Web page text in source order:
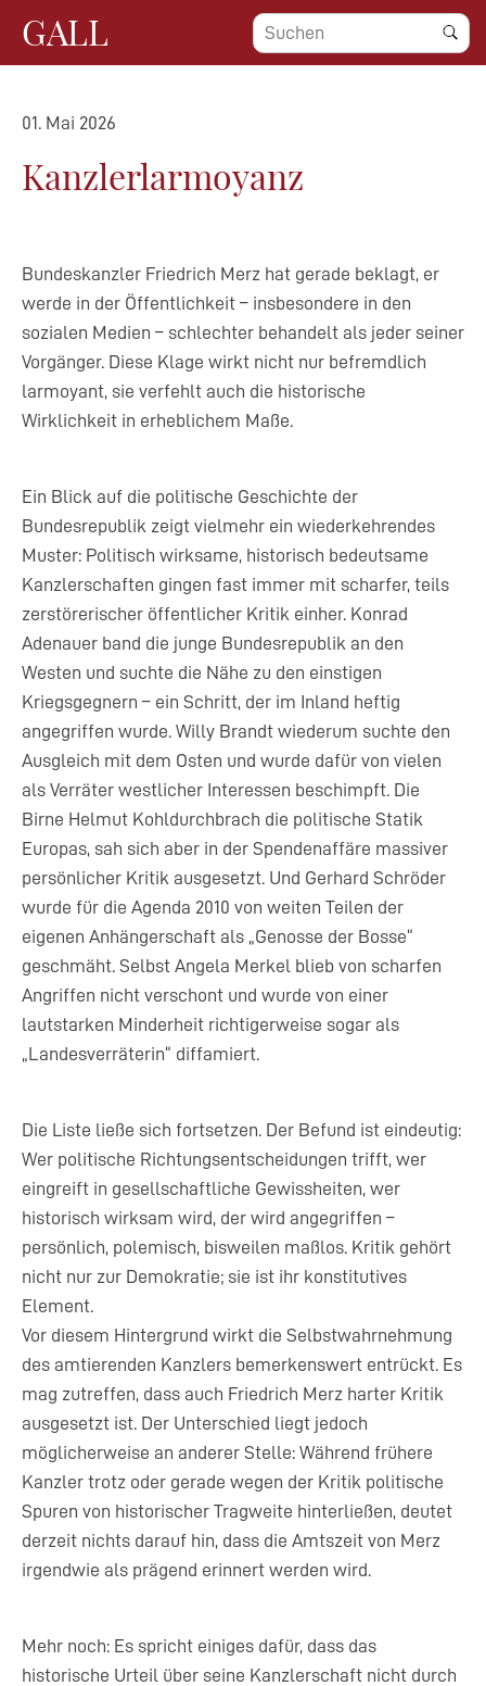
GALL
01. Mai 2026
Kanzlerlarmoyanz
Bundeskanzler Friedrich Merz hat gerade beklagt, er
werde in der Öffentlichkeit – insbesondere in den
sozialen Medien – schlechter behandelt als jeder seiner
Vorgänger. Diese Klage wirkt nicht nur befremdlich
larmoyant, sie verfehlt auch die historische
Wirklichkeit in erheblichem Maße.
Ein Blick auf die politische Geschichte der
Bundesrepublik zeigt vielmehr ein wiederkehrendes
Muster: Politisch wirksame, historisch bedeutsame
Kanzlerschaften gingen fast immer mit scharfer, teils
zerstörerischer öffentlicher Kritik einher. Konrad
Adenauer band die junge Bundesrepublik an den
Westen und suchte die Nähe zu den einstigen
Kriegsgegnern – ein Schritt, der im Inland heftig
angegriffen wurde. Willy Brandt wiederum suchte den
Ausgleich mit dem Osten und wurde dafür von vielen
als Verräter westlicher Interessen beschimpft. Die
Birne Helmut Kohldurchbrach die politische Statik
Europas, sah sich aber in der Spendenaffäre massiver
persönlicher Kritik ausgesetzt. Und Gerhard Schröder
wurde für die Agenda 2010 von weiten Teilen der
eigenen Anhängerschaft als „Genosse der Bosse“
geschmäht. Selbst Angela Merkel blieb von scharfen
Angriffen nicht verschont und wurde von einer
lautstarken Minderheit richtigerweise sogar als
„Landesverräterin“ diffamiert.
Die Liste ließe sich fortsetzen. Der Befund ist eindeutig:
Wer politische Richtungsentscheidungen trifft, wer
eingreift in gesellschaftliche Gewissheiten, wer
historisch wirksam wird, der wird angegriffen –
persönlich, polemisch, bisweilen maßlos. Kritik gehört
nicht nur zur Demokratie; sie ist ihr konstitutives
Element.
Vor diesem Hintergrund wirkt die Selbstwahrnehmung
des amtierenden Kanzlers bemerkenswert entrückt. Es
mag zutreffen, dass auch Friedrich Merz harter Kritik
ausgesetzt ist. Der Unterschied liegt jedoch
möglicherweise an anderer Stelle: Während frühere
Kanzler trotz oder gerade wegen der Kritik politische
Spuren von historischer Tragweite hinterließen, deutet
derzeit nichts darauf hin, dass die Amtszeit von Merz
irgendwie als prägend erinnert werden wird.
Mehr noch: Es spricht einiges dafür, dass das
historische Urteil über seine Kanzlerschaft nicht durch